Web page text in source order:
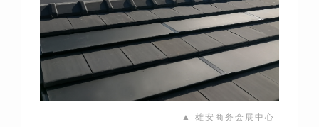
▲ 雄安商务会展中心